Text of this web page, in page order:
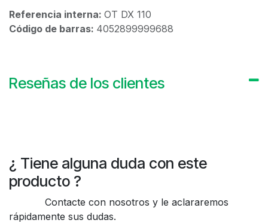
Referencia interna: OT DX 110
Código de barras: 4052899999688
Reseñas de los clientes
¿ Tiene alguna duda con este
producto ?
Contacte con nosotros y le aclararemos
rápidamente sus dudas.